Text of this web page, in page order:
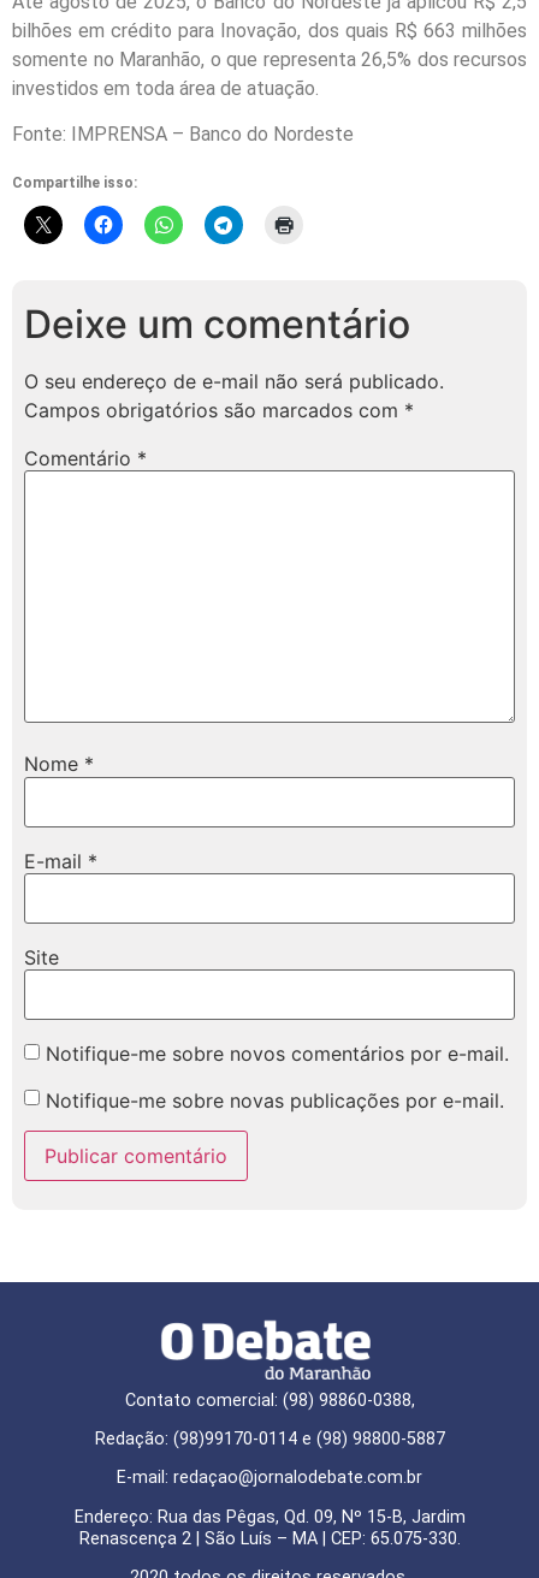
bilhões em crédito para Inovação, dos quais R$ 663 milhões
somente no Maranhão, o que representa 26,5% dos recursos
investidos em toda área de atuação.
Fonte: IMPRENSA – Banco do Nordeste
Compartilhe isso:
Deixe um comentário
O seu endereço de e-mail não será publicado.
Campos obrigatórios são marcados com *
Comentário *
Nome *
E-mail *
Site
Notifique-me sobre novos comentários por e-mail.
Notifique-me sobre novas publicações por e-mail.
Contato comercial: (98) 98860-0388,
Redação: (98)99170-0114 e (98) 98800-5887
E-mail: redaçao@jornalodebate.com.br
Endereço: Rua das Pêgas, Qd. 09, Nº 15-B, Jardim
Renascença 2 | São Luís – MA | CEP: 65.075-330.